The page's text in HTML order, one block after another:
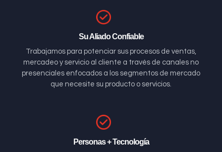
Su Aliado Confiable
Trabajamos para potenciar sus procesos de ventas,
mercadeo y servicio al cliente a través de canales no
presenciales enfocados a los segmentos de mercado
que necesite su producto o servicios.
Personas + Tecnología